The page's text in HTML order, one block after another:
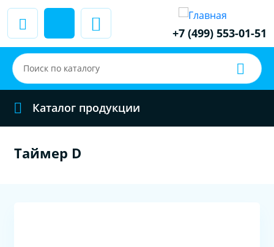
+7 (499) 553-01-51
Каталог продукции
Таймер D